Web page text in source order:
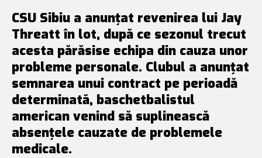
CSU Sibiu a anunțat revenirea lui Jay
Threatt în lot, după ce sezonul trecut
acesta părăsise echipa din cauza unor
probleme personale. Clubul a anunțat
semnarea unui contract pe perioadă
determinată, baschetbalistul
american venind să suplinească
absențele cauzate de problemele
medicale.